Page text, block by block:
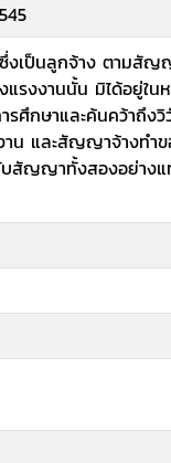
งเป็นลูกจ้าง ตามสัญ
งงานนั้น มิได้อยู่ใน
ศึกษาและค้นคว้าถึงวิ
และสัญญาจ้างทำข
สัญญาทั้งสองอย่างแ
งคับใช้ให้ครอบคลุมไ
ในวิจัยฉบับนี้ผู้วิจัยไ
ผู้รับจ้างตามสัญญาจ้า